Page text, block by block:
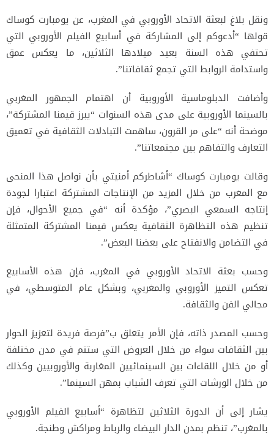
ونقل بلاغ لبعثة الاتحاد الأوروبي في المغرب، عن يومبارت كوساك
قولها “أدعوكم إلى المشاركة في أسابيع الفيلم الأوروبي التي
تحتفي هذه السنة بعيد ميلادها الثلاثين، ما يعكس عمق
واستدامة الروابط التي تجمع ثقافاتنا”.
وأضافت الدبلوماسية الأوروبية أن اهتمام الجمهور المغربي
بالسينما الأوروبية على مدى هذه السنوات “يبرز قيمنا المشتركة”،
موضحة أنه “على مر القرون، ساهمت التبادلات الثقافية في تعميق
التعارف والتفاهم بين مجتمعاتنا”.
وقالت يومبارت كوساك “أشاطركم أمنيتي بأن نواصل هذا المنحى
مع المغرب من خلال المزيد من الإنتاجات المشتركة اعتبارا لجودة
إنتاجه السمعي البصري”، مؤكدة أنه “في جميع الأحوال، فإن
تنظيم هذه التظاهرة الثقافية يعكس قيمنا المشتركة المتمثلة
في التضامن والانفتاح على بعضنا البعض”.
وحسب بعثة الاتحاد الأوروبي في المغرب، فإن هذه الأسابيع
تعكس التميز الأوروبي والمغربي، وبشكل عام المتوسطي، في
مجالي الفن والثقافة.
وحسب المصدر ذاته، فإن الأمر يتعلق ب”فرصة فريدة لتعزيز الحوار
بين الثقافات سواء من خلال العروض التي ستتم في مدن مختلفة
أو من خلال اللقاءات بين السينمائيين المغاربة والأوروبيين وكذلك
من خلال الورشات التي تعرف الشباب بمهن السينما”.
يشار إلى أن الدورة الثلاثين لتظاهرة “أسابيع الفيلم الأوروبي
بالمغرب”، تنظم بمدن الدار البيضاء والرباط ومراكش وطنجة.